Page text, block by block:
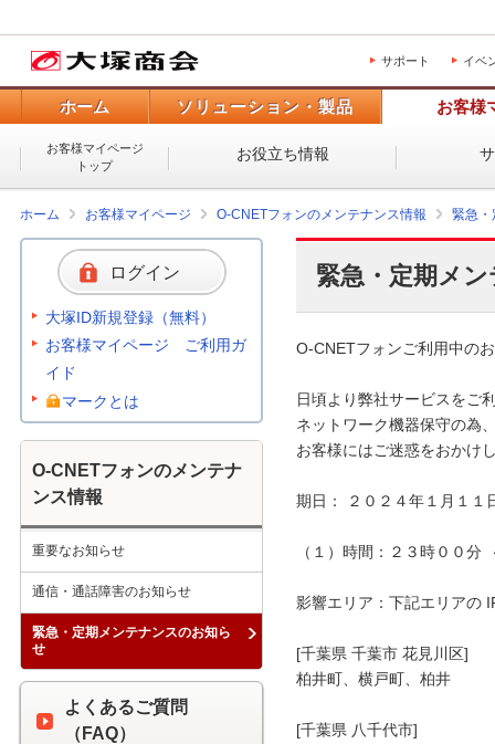
サポート イベ
ホーム ソリューション・製品 お客様
お客様マイページ
トップ
お役立ち情報
ホーム お客様マイページ O-CNETフォンのメンテナンス情報 緊急・
緊急・定期メ
O-CNETフォンご利用中の
日頃より弊社サービスをご
ネットワーク機器保守の為
お客様にはご迷惑をおかけ
期日： ２０２４年１月１１
（１）時間：２３時００分
影響エリア：下記エリアの
[千葉県 千葉市 花見川区]
柏井町、横戸町、柏井
[千葉県 八千代市]
ログイン
大塚ID新規登録（無料）
お客様マイページ ご利用ガ
イド
マークとは
O-CNETフォンのメンテナ
ンス情報
重要なお知らせ
通信・通話障害のお知らせ
緊急・定期メンテナンスのお知ら
せ
よくあるご質問
（FAQ）